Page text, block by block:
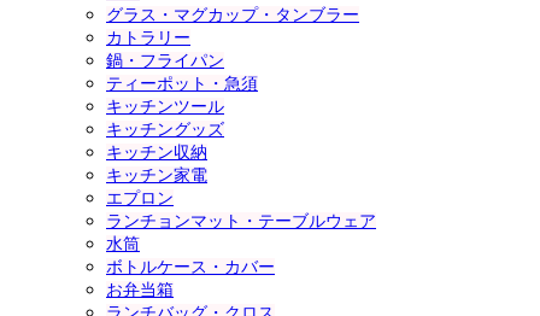
グラス・マグカップ・タンブラー
カトラリー
鍋・フライパン
ティーポット・急須
キッチンツール
キッチングッズ
キッチン収納
キッチン家電
エプロン
ランチョンマット・テーブルウェア
水筒
ボトルケース・カバー
お弁当箱